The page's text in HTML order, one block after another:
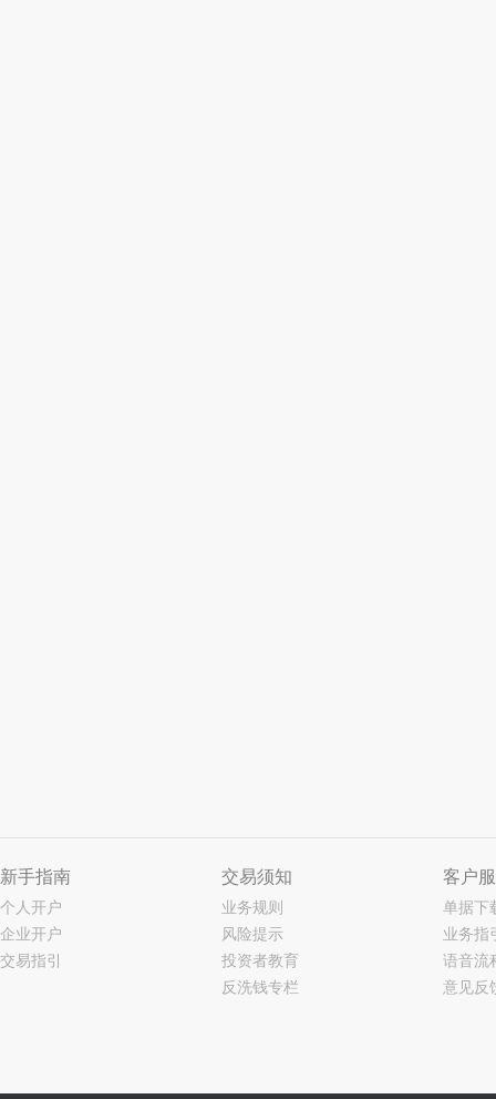
新手指南
个人开户
企业开户
交易指引
交易须知
业务规则
风险提示
投资者教育
反洗钱专栏
客户
单据下
业务指
语音流
意见反